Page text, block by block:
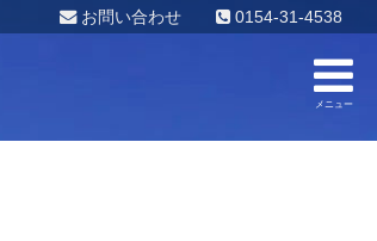
お問い合わせ 0154-31-4538
メニュー